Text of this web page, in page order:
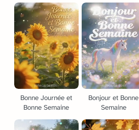
Bonne Journée et
Bonne Semaine
Bonjour et Bonne
Semaine